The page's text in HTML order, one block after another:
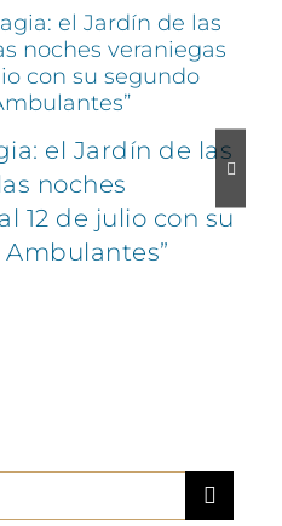
el Jardín de las
noches
12 de julio con su